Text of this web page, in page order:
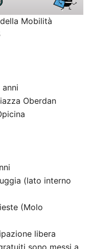
Mobilità
Oberdan
(lato interno
(Molo
libera